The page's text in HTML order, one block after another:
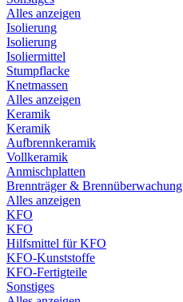
Alles anzeigen
Isolierung
Isolierung
Isoliermittel
Stumpflacke
Knetmassen
Alles anzeigen
Keramik
Keramik
Aufbrennkeramik
Vollkeramik
Anmischplatten
Brennträger & Brennüberwachung
Alles anzeigen
KFO
KFO
Hilfsmittel für KFO
KFO-Kunststoffe
KFO-Fertigteile
Sonstiges